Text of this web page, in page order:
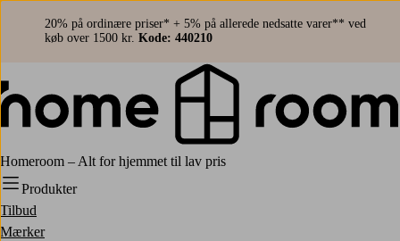
20% på ordinære priser* + 5% på allerede nedsatte varer** ved
køb over 1500 kr. Kode: 440210
Homeroom – Alt for hjemmet til lav pris
Produkter
Tilbud
Mærker